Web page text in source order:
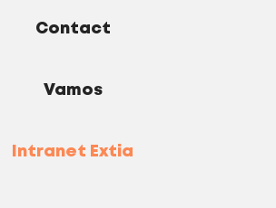
Contact
Vamos
Intranet Extia